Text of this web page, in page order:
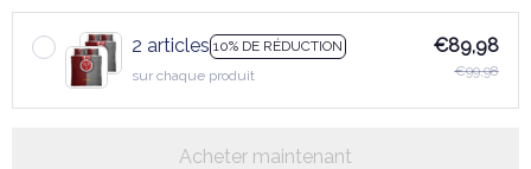
2 articles 10% DE RÉDUCTION
sur chaque produit
€89,98
€99,98
Acheter maintenant